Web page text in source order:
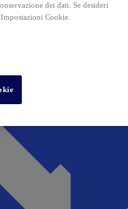
dei dati. Se desideri
Cookie.